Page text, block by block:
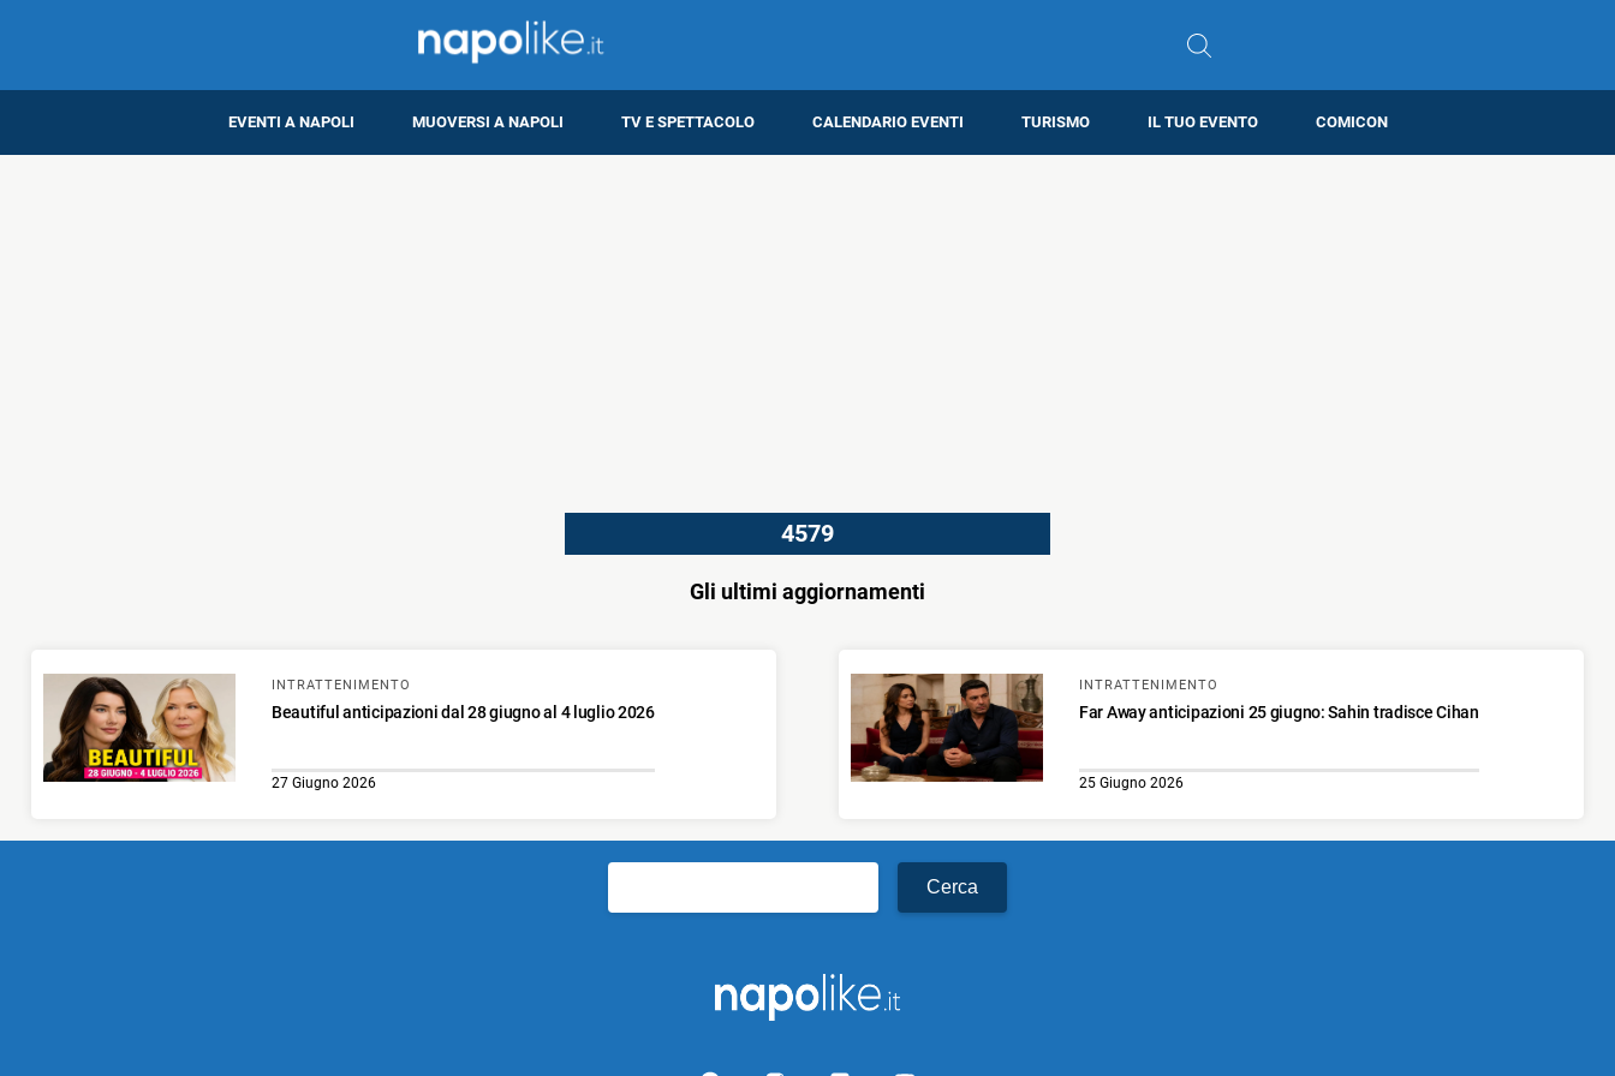
EVENTI A NAPOLI MUOVERSI A NAPOLI TV E SPETTACOLO CALENDARIO EVENTI TURISMO IL TUO EVENTO COMICON
4579
Gli ultimi aggiornamenti
INTRATTENIMENTO
Beautiful anticipazioni dal 28 giugno al 4 luglio 2026
27 Giugno 2026
INTRATTENIMENTO
Far Away anticipazioni 25 giugno: Sahin tradisce Cihan
25 Giugno 2026
per: